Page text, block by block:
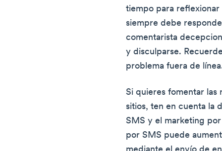
tiempo para
siempre debe
comentarista
y disculparse.
problema fuera de
Si quieres fomentar las
sitios, ten en cuenta la
SMS y el marketing
por SMS puede